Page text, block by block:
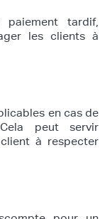
tardif,
les clients à
en cas de
peut servir
à respecter